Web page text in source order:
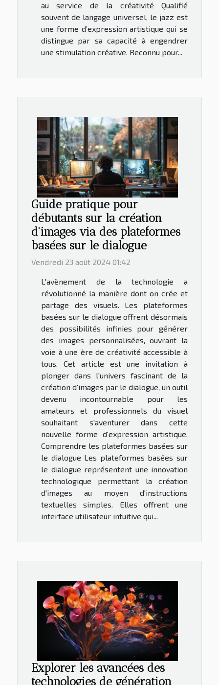
au service de la créativité Qualifié
souvent de langage universel, le jazz est
une forme d’expression artistique qui se
distingue par sa capacité à engendrer
une stimulation créative. Reconnu pour...
Guide pratique pour
débutants sur la création
d'images via des plateformes
basées sur le dialogue
Vendredi 23 août 2024 01:42
L'avènement de la technologie a
révolutionné la manière dont on crée et
partage des visuels. Les plateformes
basées sur le dialogue offrent désormais
des possibilités infinies pour générer
des images personnalisées, ouvrant la
voie à une ère de créativité accessible à
tous. Cet article est une invitation à
plonger dans l'univers fascinant de la
création d'images par le dialogue, un outil
devenu incontournable pour les
amateurs et professionnels du visuel
souhaitant s'aventurer dans cette
nouvelle forme d'expression artistique.
Comprendre les plateformes basées sur
le dialogue Les plateformes basées sur
le dialogue représentent une innovation
technologique permettant la création
d'images au moyen d'instructions
textuelles simples. Elles offrent une
interface utilisateur intuitive qui...
Explorer les avancées des
technologies de génération